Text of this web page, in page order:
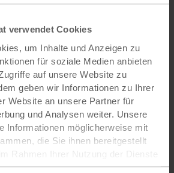
verwendet Cookies
um Inhalte und Anzeigen zu
für soziale Medien anbieten
auf unsere Website zu
geben wir Informationen zu Ihrer
Website an unsere Partner für
und Analysen weiter. Unsere
Informationen möglicherweise mit
die Sie ihnen bereitgestellt
E-Mail-Adresse
Youth
falls "Sonstige":